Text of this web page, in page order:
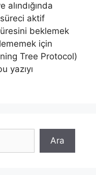
alındığında
aktif
beklemek
için
Tree Protocol)
yazıyı
Ara